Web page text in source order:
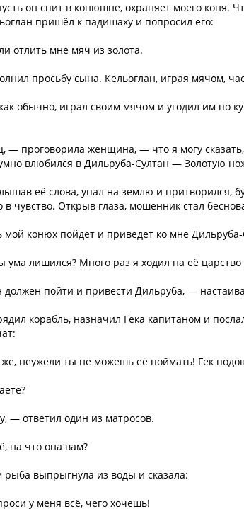
он спит в конюшне, охраняет моего коня.
пришёл к падишаху и попросил его:
отлить мне мяч из золота.
просьбу сына. Кельоглан, играя мячом,
обычно, играл своим мячом и угодил им по
— проговорила женщина, — что я могу
влюбился в Дильруба-Султан — Золотую
её слова, упал на землю и притворился,
в чувство. Открыв глаза, мошенник стал
мой конюх пойдет и приведет ко мне
лишился? Много раз я ходил на её царство
пойти и привести Дильруба, —
корабль, назначил Гека капитаном и
неужели ты не можешь её поймать! Гек
— ответил один из матросов.
на что она вам?
рыба выпрыгнула из воды и сказала:
у меня всё, чего хочешь!